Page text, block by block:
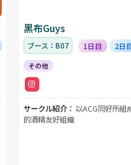
黑布Guys
ブース：B07 1日目 2日
その他
サークル紹介： 以ACG同好所組
的酒精友好組織